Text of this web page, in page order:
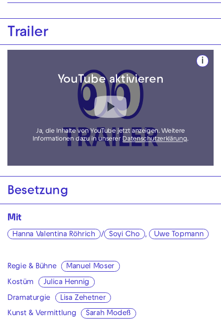
Trailer
YouTube aktivieren
i
Ja, die Inhalte von YouTube jetzt anzeigen. Weitere
Informationen dazu in unserer Datenschutzerklärung.
Besetzung
Mit
Hanna Valentina Röhrich / Soyi Cho , Uwe Topmann
Regie & Bühne Manuel Moser
Kostüm Julica Hennig
Dramaturgie Lisa Zehetner
Kunst & Vermittlung Sarah Modeß